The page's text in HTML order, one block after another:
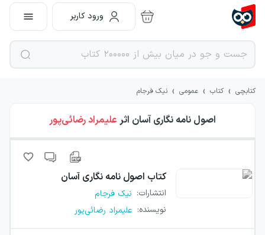
ورود کاربر
کتابچی › کتاب › عمومی › نیک فرجام
اصول نامه نگاری آسان اثر علیمراد رضائی‌پور
کتاب اصول نامه نگاری آسان
انتشارات: نیک فرجام
نویسنده: علیمراد رضائی‌پور